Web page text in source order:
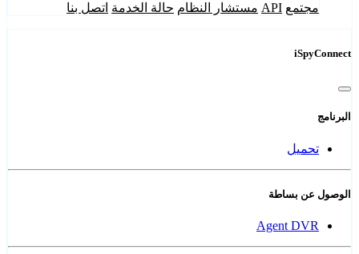
مجتمع API مستشار النظام حالة الخدمة اتصل بنا
iSpyConnect
البرنامج
تحميل
الوصول عن بساطة
Agent DVR